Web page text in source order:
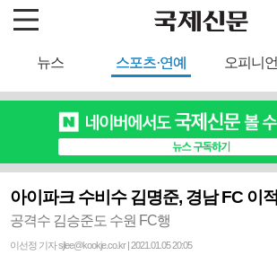
뉴스 스포츠·연예 오피니언
아이파크 수비수 김명준, 경남 FC 이적
공격수 김승준도 수원 FC행
이선정 기자 sjlee@kookje.co.kr | 2021.01.05 20:05